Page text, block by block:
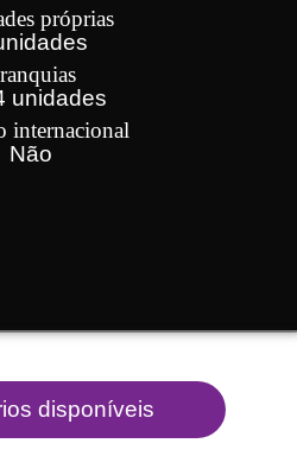
próprias
unidades
internacional
Não